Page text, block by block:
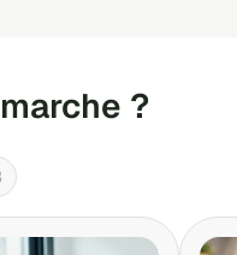
?